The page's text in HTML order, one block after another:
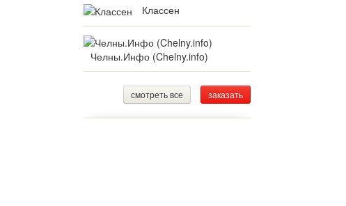
Классен
Челны.Инфо (Chelny.info)
смотреть все заказать